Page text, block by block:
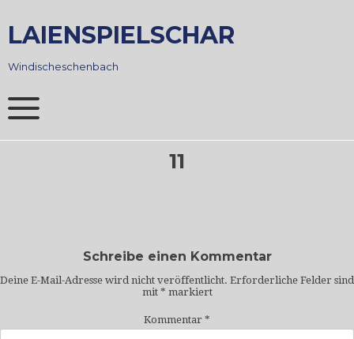
to
content
LAIENSPIELSCHAR
Windischeschenbach
11
Schreibe einen Kommentar
Deine E-Mail-Adresse wird nicht veröffentlicht. Erforderliche Felder sind
mit * markiert
Kommentar *